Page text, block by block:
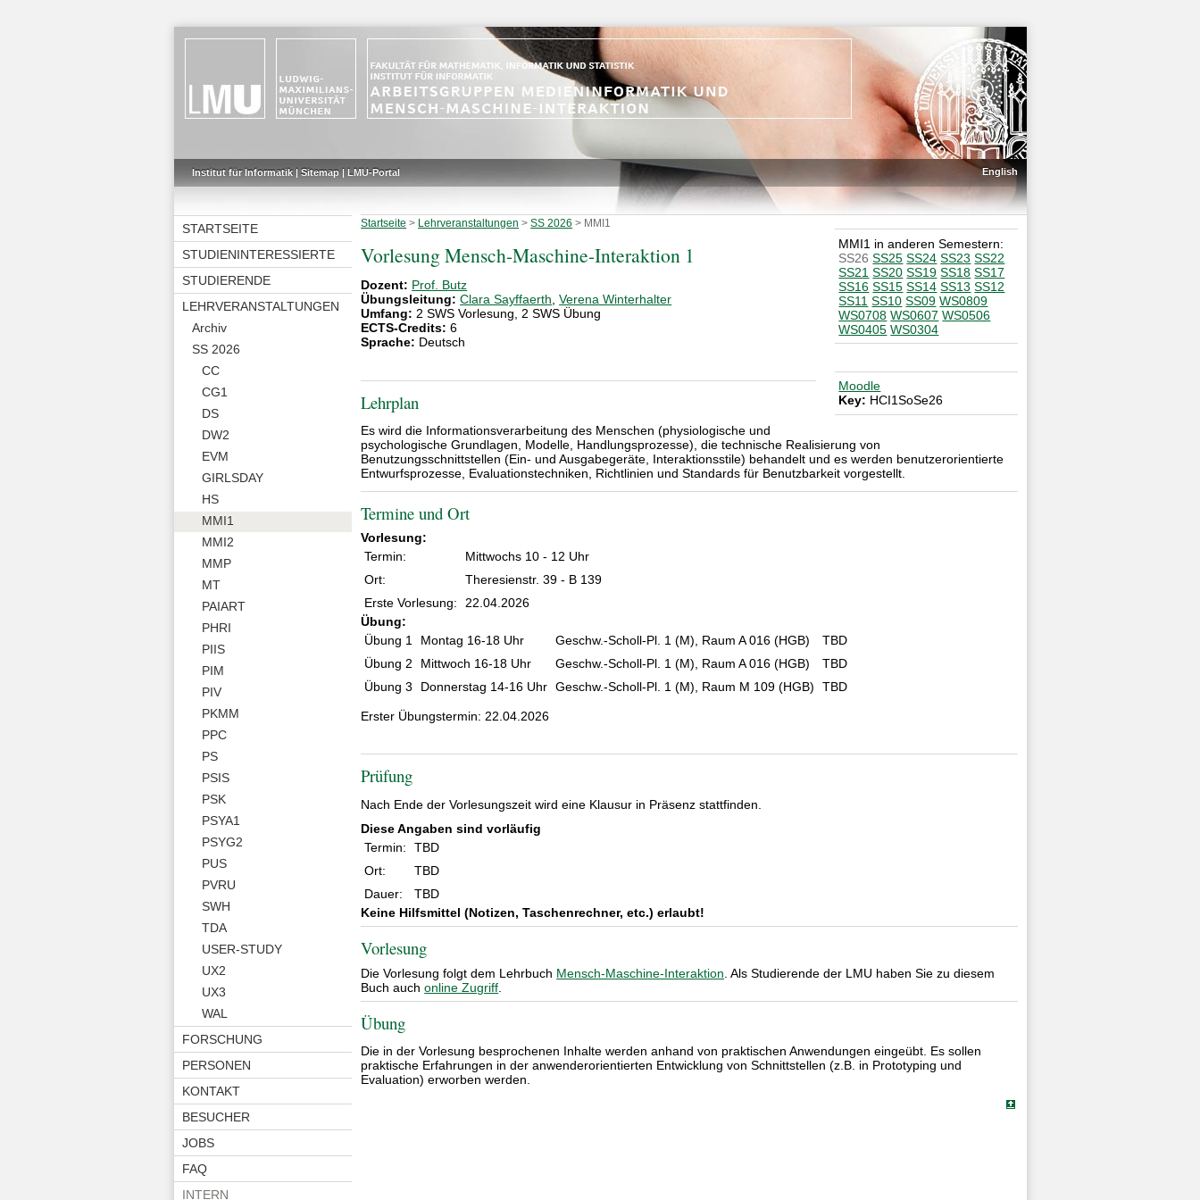
Institut für Informatik| Sitemap| LMU-Portal English
STARTSEITE
STUDIENINTERESSIERTE
STUDIERENDE
LEHRVERANSTALTUNGEN
Archiv
SS 2026
CC
CG1
DS
DW2
EVM
GIRLSDAY
HS
MMI1
MMI2
MMP
MT
PAIART
PHRI
PIIS
PIM
PIV
PKMM
PPC
PS
PSIS
PSK
PSYA1
PSYG2
PUS
PVRU
SWH
TDA
USER-STUDY
UX2
UX3
WAL
FORSCHUNG
PERSONEN
KONTAKT
BESUCHER
JOBS
FAQ
INTERN
MMI1 in anderen Semestern:
SS26 SS25 SS24 SS23 SS22
SS21 SS20 SS19 SS18 SS17
SS16 SS15 SS14 SS13 SS12
SS11 SS10 SS09 WS0809
WS0708 WS0607 WS0506
WS0405 WS0304
Startseite > Lehrveranstaltungen >SS 2026 > MMI1
Vorlesung Mensch-Maschine-Interaktion 1
Moodle
Key: HCI1SoSe26
Dozent: Prof. Butz
Übungsleitung: Clara Sayffaerth,Verena Winterhalter
Umfang: 2 SWS Vorlesung, 2 SWS Übung
ECTS-Credits: 6
Sprache: Deutsch
Lehrplan
Es wird die Informationsverarbeitung des Menschen (physiologische und
psychologische Grundlagen, Modelle, Handlungsprozesse), die technische Realisierung von
Benutzungsschnittstellen (Ein- und Ausgabegeräte, Interaktionsstile) behandelt und es werden benutzerorientierte
Entwurfsprozesse, Evaluationstechniken, Richtlinien und Standards für Benutzbarkeit vorgestellt.
Termine und Ort
Vorlesung:
Termin:
Mittwochs 10 - 12 Uhr
Ort:
Theresienstr. 39 - B 139
Erste Vorlesung:
22.04.2026
Übung:
Übung 1
Montag 16-18 Uhr Geschw.-Scholl-Pl. 1 (M), Raum A 016 (HGB)
TBD
Übung 2
Mittwoch 16-18 Uhr Geschw.-Scholl-Pl. 1 (M), Raum A 016 (HGB)
TBD
Übung 3
Donnerstag 14-16 Uhr Geschw.-Scholl-Pl. 1 (M), Raum M 109 (HGB) TBD
Erster Übungstermin: 22.04.2026
Prüfung
Nach Ende der Vorlesungszeit wird eine Klausur in Präsenz stattfinden.
Diese Angaben sind vorläufig
Termin:
TBD
Ort:
TBD
Dauer:
TBD
Keine Hilfsmittel (Notizen, Taschenrechner, etc.) erlaubt!
Vorlesung
Die Vorlesung folgt dem Lehrbuch Mensch-Maschine-Interaktion . Als Studierende der LMU haben Sie zu diesem
Buch auchonline Zugriff
Übung
Die in der Vorlesung besprochenen Inhalte werden anhand von praktischen Anwendungen eingeübt. Es sollen
praktische Erfahrungen in der anwenderorientierten Entwicklung von Schnittstellen (z.B. in Prototyping und
Evaluation) erworben werden.